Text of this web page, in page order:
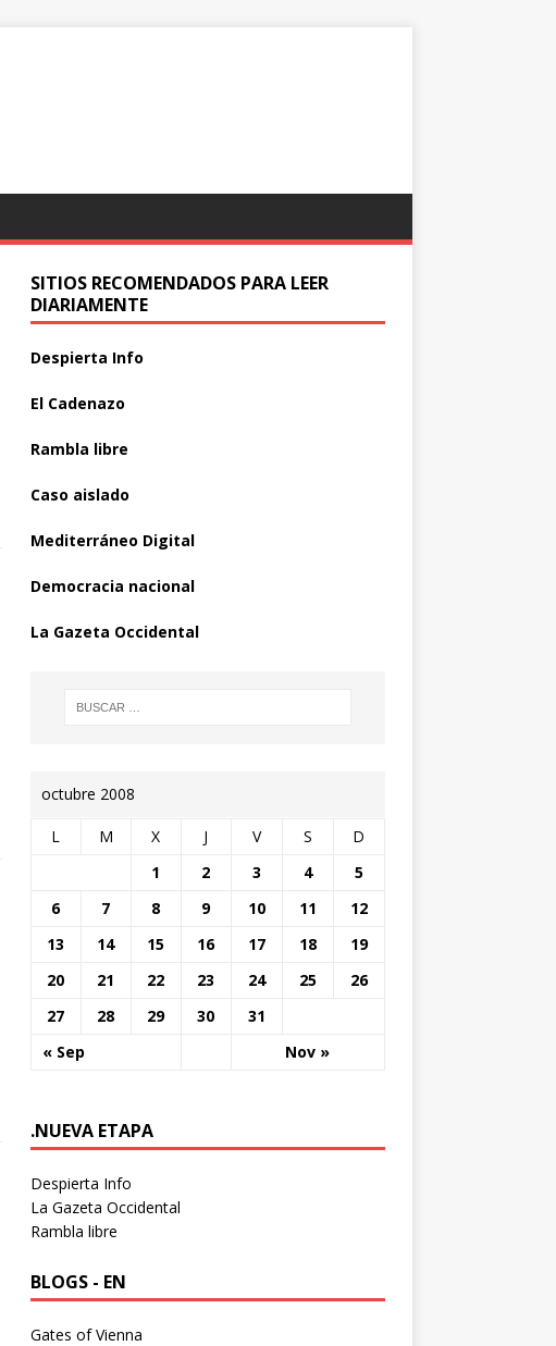
SITIOS RECOMENDADOS PARA LEER
DIARIAMENTE
Despierta Info
El Cadenazo
Rambla libre
Caso aislado
Mediterráneo Digital
Democracia nacional
La Gazeta Occidental
octubre 2008
L M X J V S D
« Sep Nov »
1 2 3 4
5
6
7 8 9 10 11
12
13
14 15 16 17 18
19
20
21 22 23 24 25
26
27
28 29 30 31
.NUEVA ETAPA
Despierta Info
La Gazeta Occidental
Rambla libre
BLOGS - EN
Gates of Vienna